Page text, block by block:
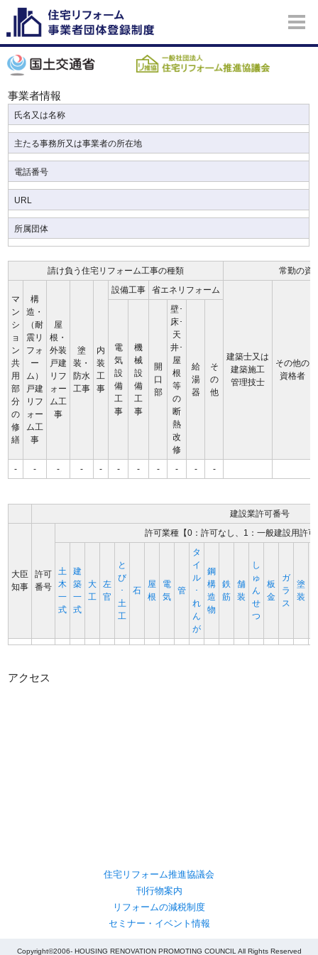
事業者情報
氏名又は名称
主たる事務所又は事業者の所在地
電話番号
URL
所属団体
請け負う住宅リフォーム工事の種類 常勤の資
マ
ン
シ
ョ
ン
共
用
部
分
の
修
繕
構
造・
（耐
震リ
フォ
ー
ム）
戸建
リフ
ォー
ム工
事
屋
根・
外装
戸建
リフ
ォー
ム工
事
塗
装・
防水
工事
内
装
工
事
設備工事 省エネリフォーム
建築士又は
建築施工
管理技士
その他の
資格者
電
気
設
備
工
事
機
械
設
備
工
事
開
口
部
壁･
床･
天
井･
屋
根
等
の
断
熱
改
修
給
湯
器
そ
の
他
- - - - - - - - - - -
建設業許可番号
大臣
知事
許可
番号
許可業種【0：許可なし、1：一般建設用許
土
木
一
式
建
築
一
式
大
工
左
官
と
び
･
土
工
石
屋
根
電
気
管
タ
イ
ル
･
れ
ん
が
鋼
構
造
物
鉄
筋
舗
装
し
ゅ
ん
せ
つ
板
金
ガ
ラ
ス
塗
装
アクセス
住宅リフォーム推進協議会
刊行物案内
リフォームの減税制度
セミナー・イベント情報
Copyright©2006- HOUSING RENOVATION PROMOTING COUNCIL All Rights Reserved